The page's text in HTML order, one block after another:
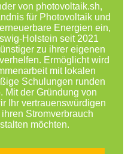
von photovoltaik.sh,
für Photovoltaik und
Energien ein,
Holstein seit 2021
zu ihrer eigenen
Ermöglicht wird
mit lokalen
Schulungen runden
Mit der Gründung von
Ihr vertrauenswürdigen
Stromverbrauch
möchten.